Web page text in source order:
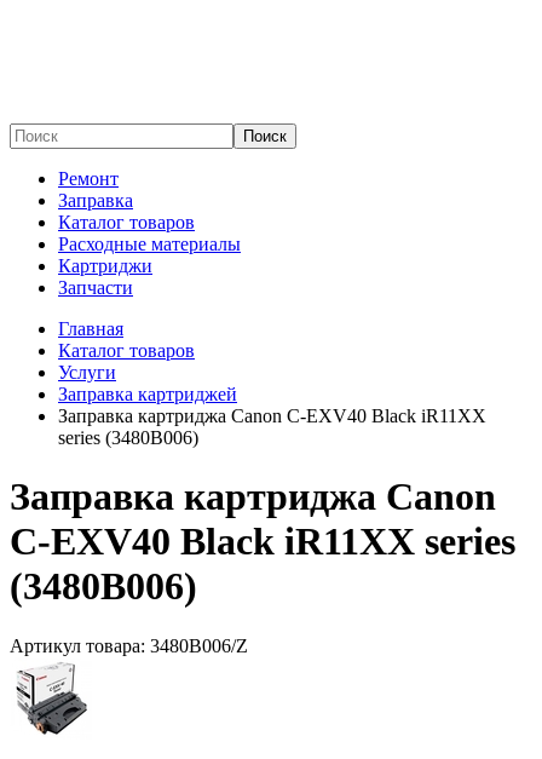
Поиск
Ремонт
Заправка
Каталог товаров
Расходные материалы
Картриджи
Запчасти
Главная
Каталог товаров
Услуги
Заправка картриджей
Заправка картриджа Canon C-EXV40 Black iR11XX
series (3480B006)
Заправка картриджа Canon
C-EXV40 Black iR11XX series
(3480B006)
Артикул товара: 3480B006/Z